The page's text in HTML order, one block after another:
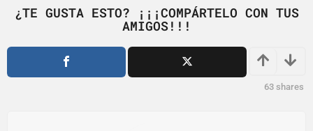
i
o
¿TE GUSTA ESTO? ¡¡¡COMPÁRTELO CON TUS
AMIGOS!!!
63 shares